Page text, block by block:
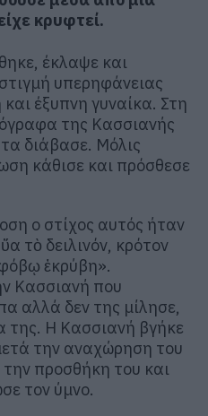
κρυφτεί.
έκλαψε και
υπερηφάνειας
έξυπνη γυναίκα. Στη
της Κασσιανής
διάβασε. Μόλις
κάθισε και πρόσθεσε
ο στίχος αυτός ήταν
τὸ δειλινόν, κρότον
ἐκρύβη».
Κασσιανή που
αλλά δεν της μίλησε,
της. Η Κασσιανή βγήκε
την αναχώρηση του
προσθήκη του και
τον ύμνο.